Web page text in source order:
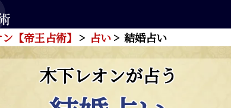
【帝王占術】 占い 結婚占い
木下レオンが占う